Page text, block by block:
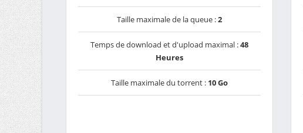
Taille maximale de la queue :2
Temps de download et d'upload maximal :48
Heures
Taille maximale du torrent : 10 Go